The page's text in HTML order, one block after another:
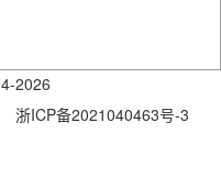
2026
浙ICP备2021040463号-3